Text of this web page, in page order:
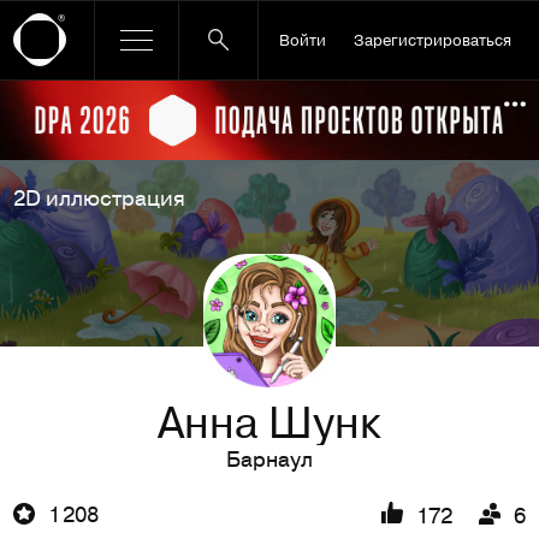
Войти Зарегистрироваться
Ссылка баннера
2D иллюстрация
Анна Шунк
Барнаул
1 208
172 6